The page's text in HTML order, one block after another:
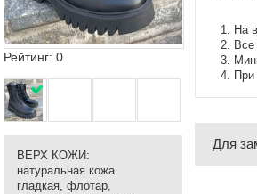
Рейтинг: 0
ВЕРХ КОЖИ:
натуральная кожа
гладкая, флотар,
На
Все
Для